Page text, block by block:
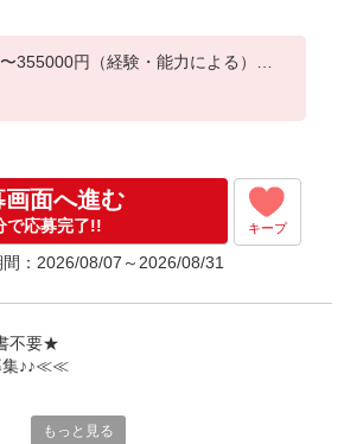
355000円（経験・能力による）
（規定あり）
円支給(規定有)
くと,
支給(規定有)
+゜・。○。・゜+゜
画面へ進む
で応募完了!! キープ
：2026/08/07～2026/08/31
不要★
集♪♪≪≪
があればもっと見る